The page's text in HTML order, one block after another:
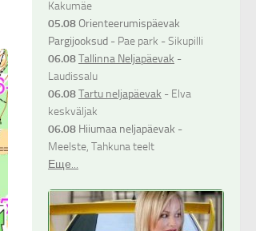
Kakumäe
05.08 Orienteerumispäevak
Pargijooksud - Pae park - Sikupilli
06.08Tallinna Neljapäevak -
Laudissalu
06.08Tartu neljapäevak - Elva
keskväljak
06.08 Hiiumaa neljapäevak -
Meelste, Tahkuna teelt
Еще...